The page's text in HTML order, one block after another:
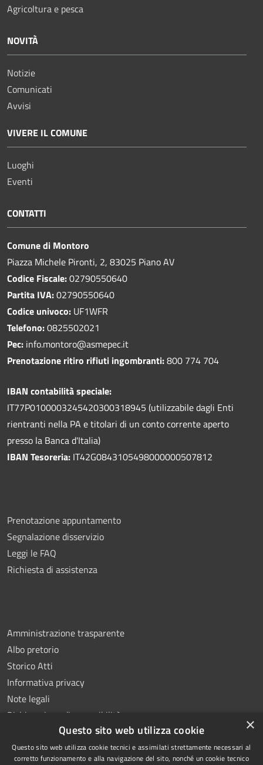
Agricoltura e pesca
NOVITÀ
Notizie
Comunicati
Avvisi
VIVERE IL COMUNE
Luoghi
Eventi
CONTATTI
Comune di Montoro
Piazza Michele Pironti, 2, 83025 Piano AV
Codice Fiscale:02790550640
Partita IVA:02790550640
Codice univoco: UF1WFR
Telefono:0825502021
Pec: info.montoro@asmepec.it
Prenotazione ritiro rifiuti ingombranti:800 774 704
IBAN contabilità speciale:
IT77P0100003245420300318945 (utilizzabile dagli Enti
rientranti nella PA e titolari di un conto corrente aperto
presso la Banca d'Italia)
IBAN Tesoreria: IT42G0843105498000000507812
Prenotazione appuntamento
Segnalazione disservizio
Leggi le FAQ
Richiesta di assistenza
Amministrazione trasparente
Albo pretorio
Storico Atti
Informativa privacy
Note legali
Dichiarazione di accessibilità
×
Questo sito web utilizza cookie
Questo sito web utilizza cookie tecnici e assimilati strettamente necessari al
corretto funzionamento e alla navigazione del sito, nonché un cookie tecnico